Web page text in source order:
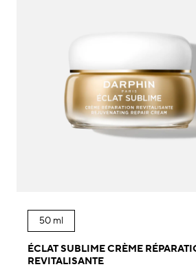
50 ml
ÉCLAT SUBLIME CRÈME
REVITALISANTE